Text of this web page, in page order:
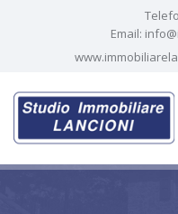
Email: